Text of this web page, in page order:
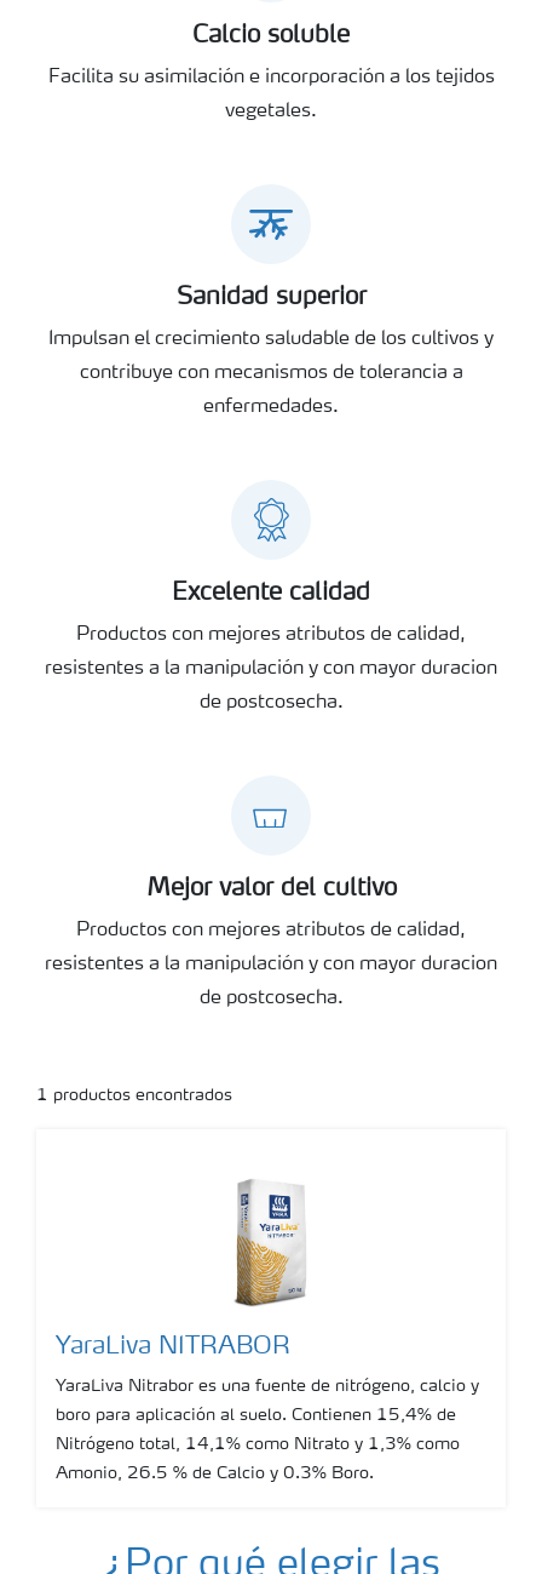
Calcio soluble
Facilita su asimilación e incorporación a los tejidos
vegetales.
Sanidad superior
Impulsan el crecimiento saludable de los cultivos y
contribuye con mecanismos de tolerancia a
enfermedades.
Excelente calidad
Productos con mejores atributos de calidad,
resistentes a la manipulación y con mayor duracion
de postcosecha.
Mejor valor del cultivo
Productos con mejores atributos de calidad,
resistentes a la manipulación y con mayor duracion
de postcosecha.
1 productos encontrados
YaraLiva NITRABOR
YaraLiva Nitrabor es una fuente de nitrógeno, calcio y
boro para aplicación al suelo. Contienen 15,4% de
Nitrógeno total, 14,1% como Nitrato y 1,3% como
Amonio, 26.5 % de Calcio y 0.3% Boro.